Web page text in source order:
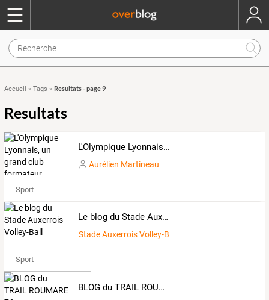
Accueil » Tags » Resultats - page 9
Resultats
L'Olympique Lyonnais, un grand club formateur
Aurélien Martineau
Sport
Le blog du Stade Auxerrois Volley-Ball
Stade Auxerrois Volley-Ball
Sport
BLOG du TRAIL ROUMARE 76